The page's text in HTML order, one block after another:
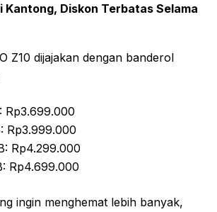
Kantong, Diskon Terbatas Selama
Z10 dijajakan dengan banderol
Rp3.699.000
Rp3.999.000
Rp4.299.000
Rp4.699.000
ingin menghemat lebih banyak,